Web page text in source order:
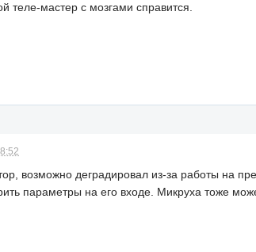
теле-мастер с мозгами справится.
возможно деградировал из-за работы на
параметры на его входе. Микруха тоже